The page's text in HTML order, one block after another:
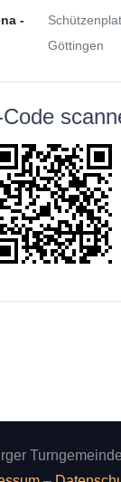
-
Göttingen